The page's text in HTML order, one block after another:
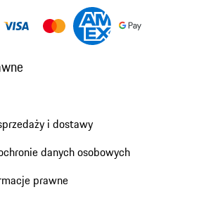
i dostawy
danych osobowych
prawne